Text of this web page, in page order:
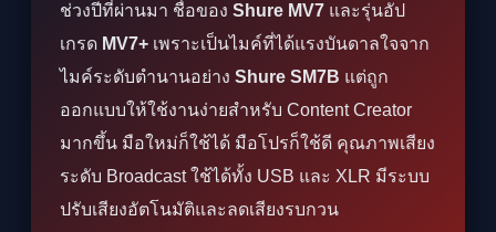
ช่วงปีที่ผ่านมา ชื่อของ Shure MV7 และรุ่นอัป
เกรด MV7+ เพราะเป็นไมค์ที่ได้แรงบันดาลใจจาก
ไมค์ระดับตำนานอย่าง Shure SM7B แต่ถูก
ออกแบบให้ใช้งานง่ายสำหรับ Content Creator
มากขึ้น มือใหม่ก็ใช้ได้ มือโปรก็ใช้ดี คุณภาพเสียง
ระดับ Broadcast ใช้ได้ทั้ง USB และ XLR มีระบบ
ปรับเสียงอัตโนมัติและลดเสียงรบกวน